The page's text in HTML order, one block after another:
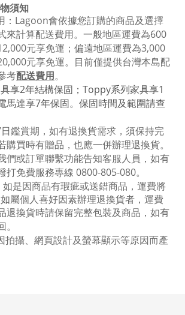
須知
Lagoon會依據您訂購的商品及選擇
來計算配送費用。一般地區運費為600
,000元享免運；偏遠地區運費為3,000
元享免運。目前僅提供台灣本島配
考配送費用。
享2年結構保固； Toppy系列家具享1
馬達享7年保固。保固時間及範圍請查
日鑑賞期，如有退換貨需求，須保持完
購買時有贈品，也應一併辦理退換貨。
們或訂單聯繫功能告知客服人員，如有
打免費服務專線 0800-805-080。
是因商品有瑕疵或送錯商品，運費將
屬個人喜好因素辦理退換貨者，運費
退換貨時請保留完整包裝及商品，如有
。
拍攝、網頁設計及螢幕顯示等原因而產